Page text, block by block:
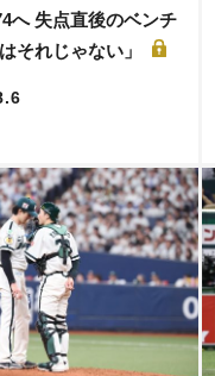
へ 失点直後のベンチ
それじゃない」